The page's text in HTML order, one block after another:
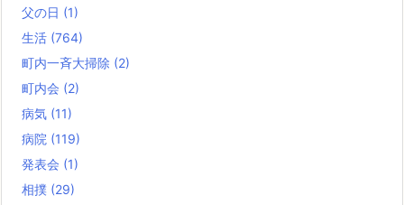
父の日 (1)
生活 (764)
町内一斉大掃除 (2)
町内会 (2)
病気 (11)
病院 (119)
発表会 (1)
相撲 (29)